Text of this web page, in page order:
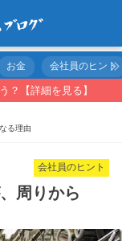
お金 会社員のヒント
？【詳細を見る】
る理由
会社員のヒント
周りから